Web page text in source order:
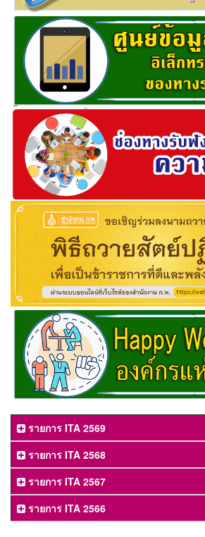
รายการ ITA 2569
รายการ ITA 2568
รายการ ITA 2567
รายการ ITA 2566